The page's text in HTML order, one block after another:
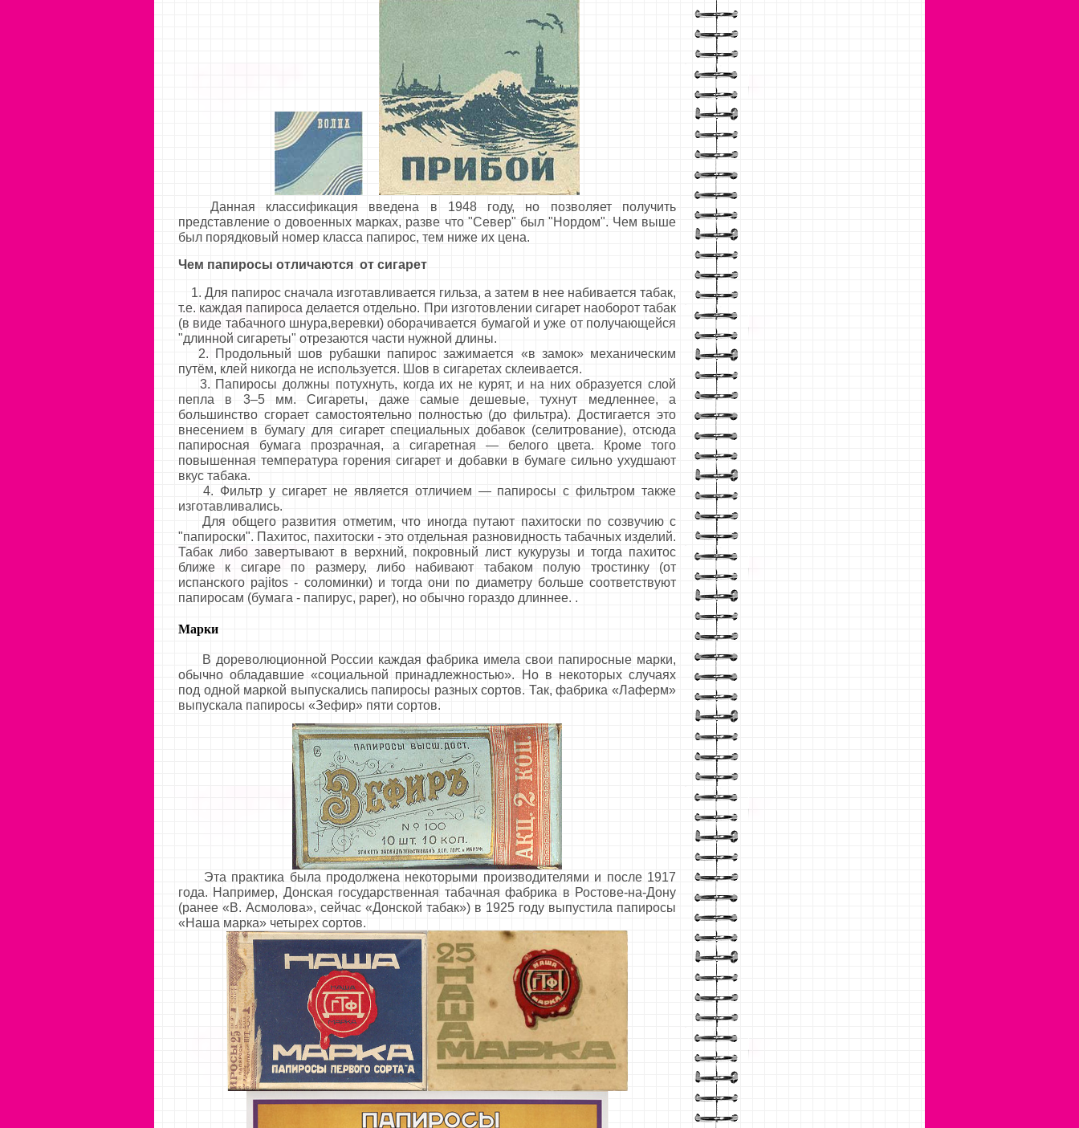
Данная классификация введена в 1948 году, но позволяет получить
представление о довоенных марках, разве что "Север" был "Нордом". Чем выше
был порядковый номер класса папирос, тем ниже их цена.
Чем папиросы отличаются от сигарет
1. Для папирос сначала изготавливается гильза, а затем в нее набивается табак,
т.е. каждая папироса делается отдельно. При изготовлении сигарет наоборот табак
(в виде табачного шнура,веревки) оборачивается бумагой и уже от получающейся
"длинной сигареты" отрезаются части нужной длины.
2. Продольный шов рубашки папирос зажимается «в замок» механическим
путём, клей никогда не используется. Шов в сигаретах склеивается.
3. Папиросы должны потухнуть, когда их не курят, и на них образуется слой
пепла в 3–5 мм. Сигареты, даже самые дешевые, тухнут медленнее, а
большинство сгорает самостоятельно полностью (до фильтра). Достигается это
внесением в бумагу для сигарет специальных добавок (селитрование), отсюда
папиросная бумага прозрачная, а сигаретная — белого цвета. Кроме того
повышенная температура горения сигарет и добавки в бумаге сильно ухудшают
вкус табака.
4. Фильтр у сигарет не является отличием — папиросы с фильтром также
изготавливались.
Для общего развития отметим, что иногда путают пахитоски по созвучию с
"папироски". Пахитос, пахитоски - это отдельная разновидность табачных изделий.
Табак либо завертывают в верхний, покровный лист кукурузы и тогда пахитос
ближе к сигаре по размеру, либо набивают табаком полую тростинку (от
испанского pajitos - соломинки) и тогда они по диаметру больше соответствуют
папиросам (бумага - папирус, paper), но обычно гораздо длиннее. .
Марки
В дореволюционной России каждая фабрика имела свои папиросные марки,
обычно обладавшие «социальной принадлежностью». Но в некоторых случаях
под одной маркой выпускались папиросы разных сортов. Так, фабрика «Лаферм»
выпускала папиросы «Зефир» пяти сортов.
Эта практика была продолжена некоторыми производителями и после 1917
года. Например, Донская государственная табачная фабрика в Ростове-на-Дону
(ранее «В. Асмолова», сейчас «Донской табак») в 1925 году выпустила папиросы
«Наша марка» четырех сортов.